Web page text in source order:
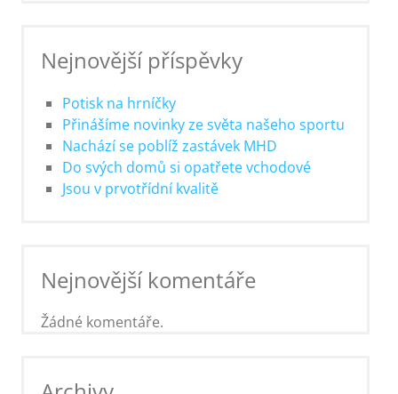
Nejnovější příspěvky
Potisk na hrníčky
Přinášíme novinky ze světa našeho sportu
Nachází se poblíž zastávek MHD
Do svých domů si opatřete vchodové
Jsou v prvotřídní kvalitě
Nejnovější komentáře
Žádné komentáře.